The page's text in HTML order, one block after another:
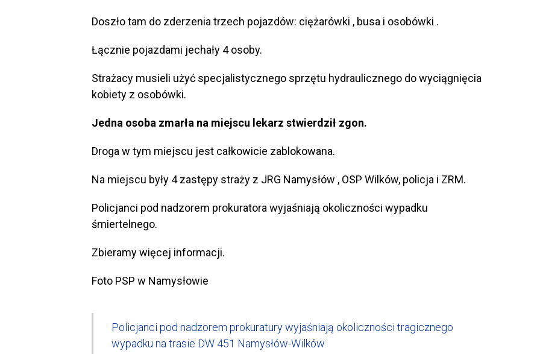
Doszło tam do zderzenia trzech pojazdów: ciężarówki , busa i osobówki .
Łącznie pojazdami jechały 4 osoby.
Strażacy musieli użyć specjalistycznego sprzętu hydraulicznego do wyciągnięcia
kobiety z osobówki.
Jedna osoba zmarła na miejscu lekarz stwierdził zgon.
Droga w tym miejscu jest całkowicie zablokowana.
Na miejscu były 4 zastępy straży z JRG Namysłów , OSP Wilków, policja i ZRM.
Policjanci pod nadzorem prokuratora wyjaśniają okoliczności wypadku
śmiertelnego.
Zbieramy więcej informacji.
Foto PSP w Namysłowie
Policjanci pod nadzorem prokuratury wyjaśniają okoliczności tragicznego
wypadku na trasie DW 451 Namysłów-Wilków.